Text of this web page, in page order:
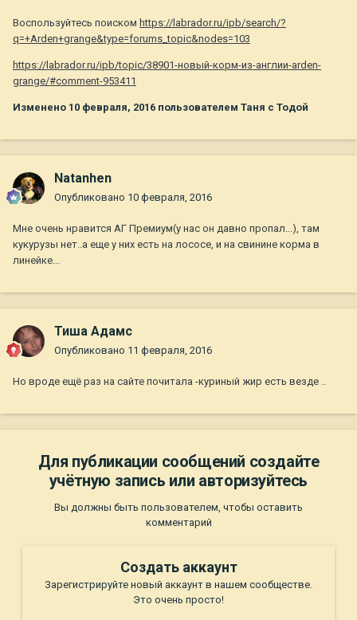
Воспользуйтесь поиском https://labrador.ru/ipb/search/?
q=+Arden+grange&type=forums_topic&nodes=103
https://labrador.ru/ipb/topic/38901-новый-корм-из-англии-arden-
grange/#comment-953411
Изменено 10 февраля, 2016 пользователем Таня с Тодой
Natanhen
Опубликовано 10 февраля, 2016
Мне очень нравится АГ Премиум(у нас он давно пропал...), там
кукурузы нет..а еще у них есть на лососе, и на свинине корма в
линейке...
Тиша Адамс
Опубликовано 11 февраля, 2016
Но вроде ещё раз на сайте почитала -куриный жир есть везде ..
Для публикации сообщений создайте
учётную запись или авторизуйтесь
Вы должны быть пользователем, чтобы оставить
комментарий
Создать аккаунт
Зарегистрируйте новый аккаунт в нашем сообществе.
Это очень просто!